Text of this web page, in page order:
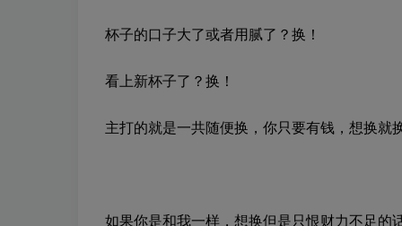
杯子的口子大了或者用腻了？换！
看上新杯子了？换！
主打的就是一共随便换，你只要有钱，想换就
如果你是和我一样，想换但是只恨财力不足的